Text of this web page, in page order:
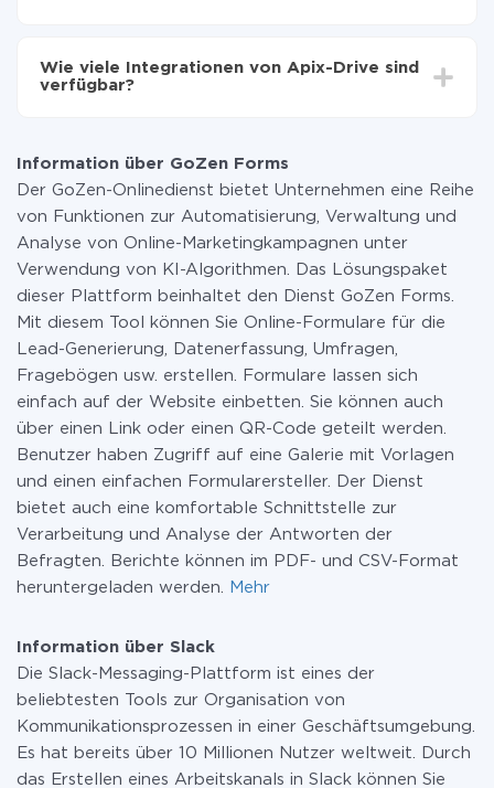
zahlen nur für die Datenmenge, die über unseren
Service von einem System auf ein anderes übertragen
Weitere Informationen zu Tarifen
Wie viele Integrationen von Apix-Drive sind
verfügbar?
Information über GoZen Forms
Der GoZen-Onlinedienst bietet Unternehmen eine Reihe
von Funktionen zur Automatisierung, Verwaltung und
Analyse von Online-Marketingkampagnen unter
Verwendung von KI-Algorithmen. Das Lösungspaket
dieser Plattform beinhaltet den Dienst GoZen Forms.
Mit diesem Tool können Sie Online-Formulare für die
Lead-Generierung, Datenerfassung, Umfragen,
Fragebögen usw. erstellen. Formulare lassen sich
einfach auf der Website einbetten. Sie können auch
über einen Link oder einen QR-Code geteilt werden.
Benutzer haben Zugriff auf eine Galerie mit Vorlagen
und einen einfachen Formularersteller. Der Dienst
bietet auch eine komfortable Schnittstelle zur
Verarbeitung und Analyse der Antworten der
Befragten. Berichte können im PDF- und CSV-Format
heruntergeladen werden.
Mehr
Information über Slack
Die Slack-Messaging-Plattform ist eines der
beliebtesten Tools zur Organisation von
Kommunikationsprozessen in einer Geschäftsumgebung.
Es hat bereits über 10 Millionen Nutzer weltweit. Durch
das Erstellen eines Arbeitskanals in Slack können Sie